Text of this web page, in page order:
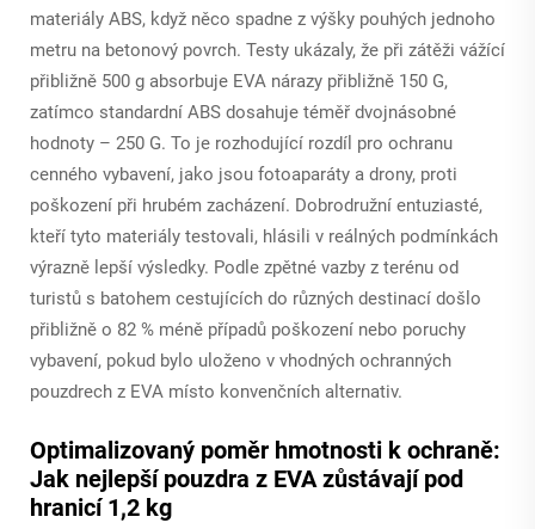
materiály ABS, když něco spadne z výšky pouhých jednoho
metru na betonový povrch. Testy ukázaly, že při zátěži vážící
přibližně 500 g absorbuje EVA nárazy přibližně 150 G,
zatímco standardní ABS dosahuje téměř dvojnásobné
hodnoty – 250 G. To je rozhodující rozdíl pro ochranu
cenného vybavení, jako jsou fotoaparáty a drony, proti
poškození při hrubém zacházení. Dobrodružní entuziasté,
kteří tyto materiály testovali, hlásili v reálných podmínkách
výrazně lepší výsledky. Podle zpětné vazby z terénu od
turistů s batohem cestujících do různých destinací došlo
přibližně o 82 % méně případů poškození nebo poruchy
vybavení, pokud bylo uloženo v vhodných ochranných
pouzdrech z EVA místo konvenčních alternativ.
Optimalizovaný poměr hmotnosti k ochraně:
Jak nejlepší pouzdra z EVA zůstávají pod
hranicí 1,2 kg